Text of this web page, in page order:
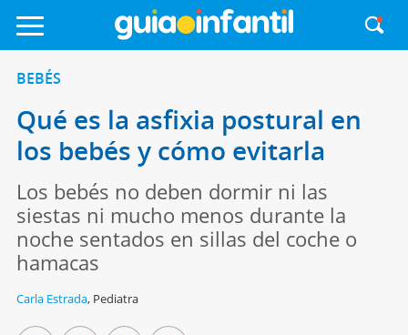
BEBÉS
Qué es la asfixia postural en
los bebés y cómo evitarla
Los bebés no deben dormir ni las
siestas ni mucho menos durante la
noche sentados en sillas del coche o
hamacas
Carla Estrada, Pediatra